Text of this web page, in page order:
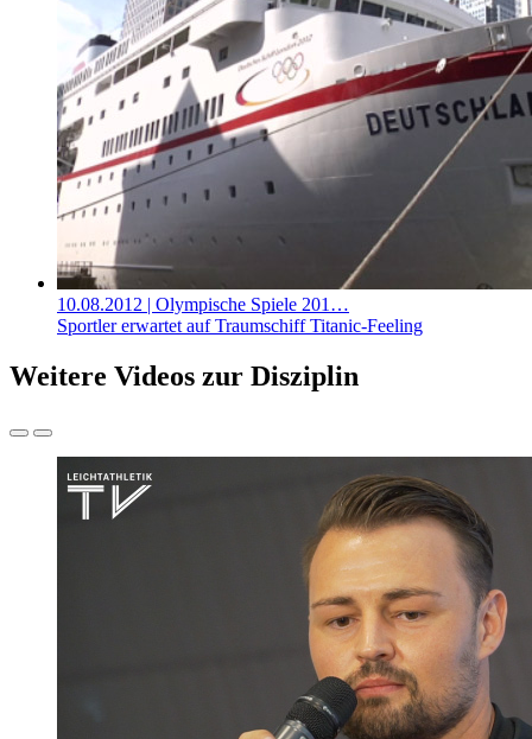
10.08.2012 | Olympische Spiele 201…
Sportler erwartet auf Traumschiff Titanic-Feeling
Weitere Videos zur Disziplin